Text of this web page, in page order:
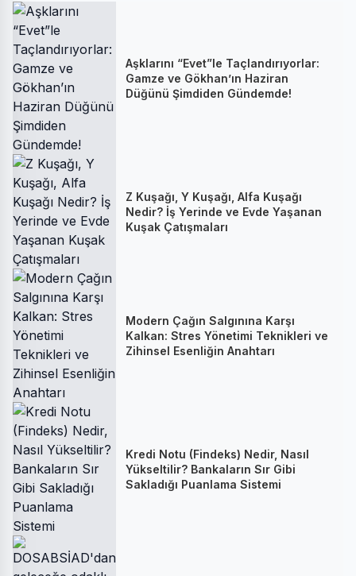
Aşklarını “Evet”le Taçlandırıyorlar:
Gamze ve Gökhan’ın Haziran
Düğünü Şimdiden Gündemde!
Z Kuşağı, Y Kuşağı, Alfa Kuşağı
Nedir? İş Yerinde ve Evde Yaşanan
Kuşak Çatışmaları
Modern Çağın Salgınına Karşı
Kalkan: Stres Yönetimi Teknikleri ve
Zihinsel Esenliğin Anahtarı
Kredi Notu (Findeks) Nedir, Nasıl
Yükseltilir? Bankaların Sır Gibi
Sakladığı Puanlama Sistemi